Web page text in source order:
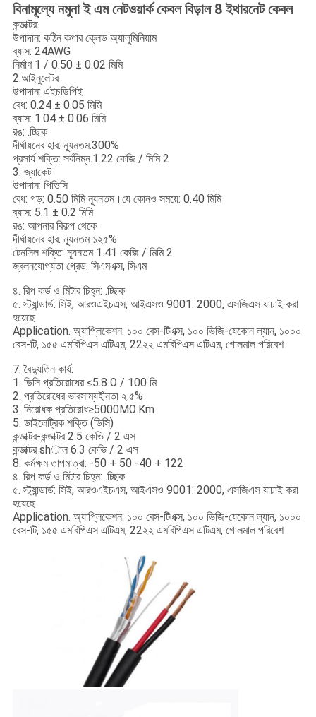
বিনামূল্যে নমুনা ই এম নেটওয়ার্ক কেবল বিড়াল 8 ইথারনেট কেবল
কন্ডাক্টর:
উপাদান: কঠিন কপার ক্লেড অ্যালুমিনিয়াম
ব্যাস: 24AWG
নির্মাণ 1 / 0.50 ± 0.02 মিমি
2.আইনুলেটর
উপাদান: এইচডিপিই
বেধ: 0.24 ± 0.05 মিমি
ব্যাস: 1.04 ± 0.06 মিমি
রঙ: .চ্ছিক
দীর্ঘায়নের হার: ন্যূনতম.300%
প্রসার্য শক্তি: সর্বনিম্ন.1.22 কেজি / মিমি 2
3. জ্যাকেট
উপাদান: পিভিসি
বেধ: গড়: 0.50 মিমি ন্যূনতম।যে কোনও সময়ে: 0.40 মিমি
ব্যাস: 5.1 ± 0.2 মিমি
রঙ: আপনার বিকল্প থেকে
দীর্ঘায়নের হার: ন্যূনতম ১২৫%
টেনসিল শক্তি: ন্যূনতম 1.41 কেজি / মিমি 2
জ্বলনযোগ্যতা গ্রেড: সিএমএক্স, সিএম
৪. রিপ কর্ড ও মিটার চিহ্ন: .চ্ছিক
৫. স্ট্যান্ডার্ড: সিই, আরওএইচএস, আইএসও 9001: 2000, এসজিএস যাচাই করা
হয়েছে
Application. অ্যাপ্লিকেশন: ১০০ বেস-টিএক্স, ১০০ ভিজি-যেকোন ল্যান, ১০০০
বেস-টি, ১৫৫ এমবিপিএস এটিএম, 22২২ এমবিপিএস এটিএম, গোলমাল পরিবেশ
7. বৈদ্যুতিন কার্য:
1. ডিসি প্রতিরোধের ≤5.8 Ω / 100 মি
2. প্রতিরোধের ভারসাম্যহীনতা ২.৫%
3. নিরোধক প্রতিরোধ≥5000MΩ.Km
5. ডাইলেট্রিক শক্তি (ডিসি)
কন্ডাক্টর-কন্ডাক্টর 2.5 কেভি / 2 এস
কন্ডাক্টর shাল 6.3 কেভি / 2 এস
8. কর্মক্ষম তাপমাত্রা: -50 + 50 -40 + 122
৪. রিপ কর্ড ও মিটার চিহ্ন: .চ্ছিক
৫. স্ট্যান্ডার্ড: সিই, আরওএইচএস, আইএসও 9001: 2000, এসজিএস যাচাই করা
হয়েছে
Application. অ্যাপ্লিকেশন: ১০০ বেস-টিএক্স, ১০০ ভিজি-যেকোন ল্যান, ১০০০
বেস-টি, ১৫৫ এমবিপিএস এটিএম, 22২২ এমবিপিএস এটিএম, গোলমাল পরিবেশ